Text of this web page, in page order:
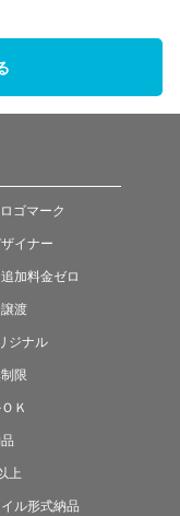
ゴマーク
イナー
加料金ゼロ
渡
ジナル
限
Ｋ
上
ル形式納品